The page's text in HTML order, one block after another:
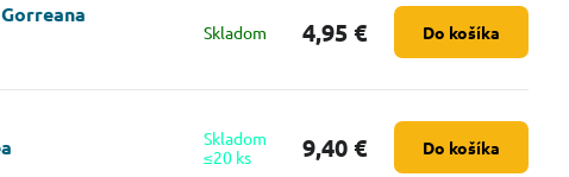
Skladom 4,95 € Do košíka
Skladom
≤20 ks
9,40 € Do košíka